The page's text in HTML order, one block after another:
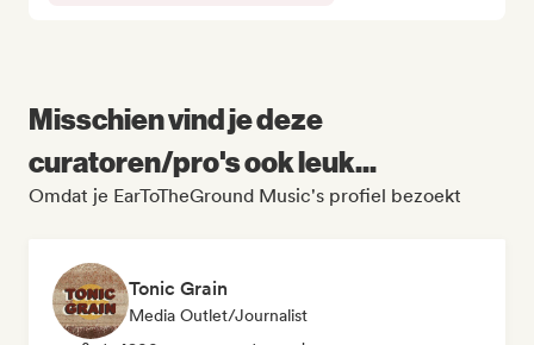
Misschien vind je deze
curatoren/pro's ook leuk...
Omdat je EarToTheGround Music's profiel bezoekt
Tonic Grain
Media Outlet/Journalist